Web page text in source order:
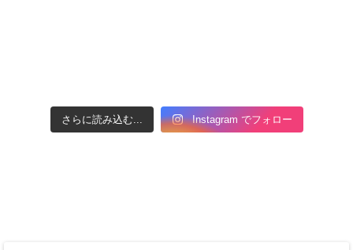
さらに読み込む... Instagram でフォロー